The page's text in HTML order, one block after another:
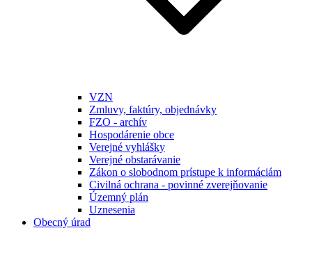
VZN
Zmluvy, faktúry, objednávky
FZO - archív
Hospodárenie obce
Verejné vyhlášky
Verejné obstarávanie
Zákon o slobodnom prístupe k informáciám
Civilná ochrana - povinné zverejňovanie
Územný plán
Uznesenia
Obecný úrad